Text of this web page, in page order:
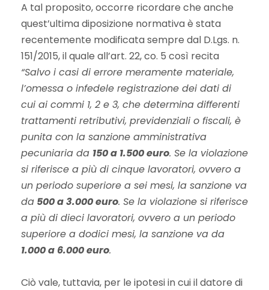
A tal proposito, occorre ricordare che anche
quest’ultima diposizione normativa è stata
recentemente modificata sempre dal D.Lgs. n.
151/2015, il quale all’art. 22, co. 5 così recita
“Salvo i casi di errore meramente materiale,
l’omessa o infedele registrazione dei dati di
cui ai commi 1, 2 e 3, che determina differenti
trattamenti retributivi, previdenziali o fiscali, è
punita con la sanzione amministrativa
pecuniaria da 150 a 1.500 euro. Se la violazione
si riferisce a più di cinque lavoratori, ovvero a
un periodo superiore a sei mesi, la sanzione va
da 500 a 3.000 euro. Se la violazione si riferisce
a più di dieci lavoratori, ovvero a un periodo
superiore a dodici mesi, la sanzione va da
1.000 a 6.000 euro.
Ciò vale, tuttavia, per le ipotesi in cui il datore di